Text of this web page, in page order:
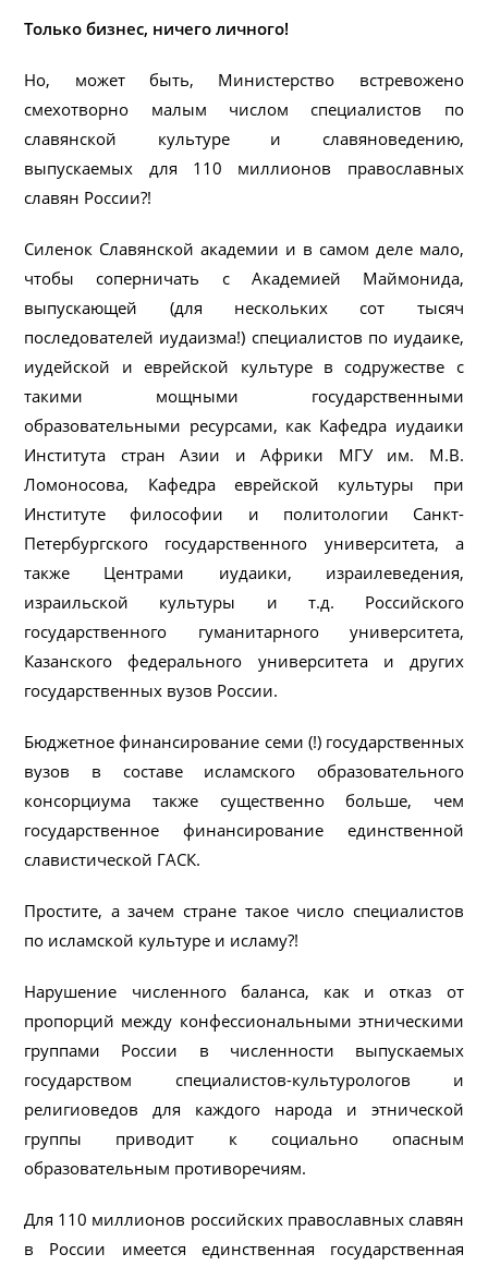
Только бизнес, ничего личного!
Но, может быть, Министерство встревожено
смехотворно малым числом специалистов по
славянской культуре и славяноведению,
выпускаемых для 110 миллионов православных
славян России?!
Силенок Славянской академии и в самом деле мало,
чтобы соперничать с Академией Маймонида,
выпускающей (для нескольких сот тысяч
последователей иудаизма!) специалистов по иудаике,
иудейской и еврейской культуре в содружестве с
такими мощными государственными
образовательными ресурсами, как Кафедра иудаики
Института стран Азии и Африки МГУ им. М.В.
Ломоносова, Кафедра еврейской культуры при
Институте философии и политологии Санкт-
Петербургского государственного университета, а
также Центрами иудаики, израилеведения,
израильской культуры и т.д. Российского
государственного гуманитарного университета,
Казанского федерального университета и других
государственных вузов России.
Бюджетное финансирование семи (!) государственных
вузов в составе исламского образовательного
консорциума также существенно больше, чем
государственное финансирование единственной
славистической ГАСК.
Простите, а зачем стране такое число специалистов
по исламской культуре и исламу?!
Нарушение численного баланса, как и отказ от
пропорций между конфессиональными этническими
группами России в численности выпускаемых
государством специалистов-культурологов и
религиоведов для каждого народа и этнической
группы приводит к социально опасным
образовательным противоречиям.
Для 110 миллионов российских православных славян
в России имеется единственная государственная